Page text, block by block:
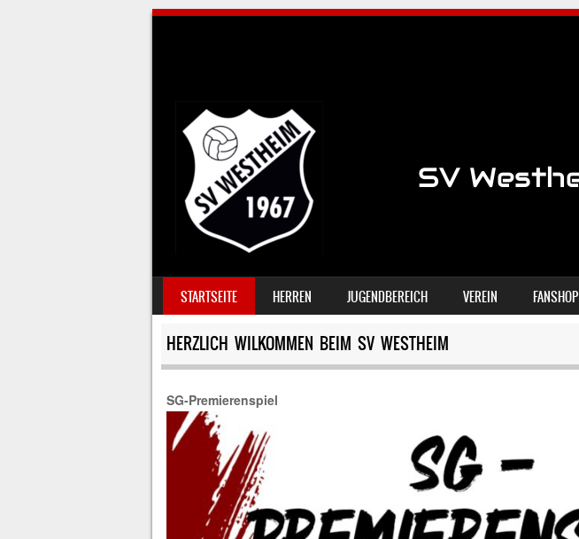
MENU
SKIP TO CONTENT
STARTSEITE HERREN JUGENDBEREICH VEREIN FANSHOP
HERZLICH WILKOMMEN BEIM SV WESTHEIM
SG-Premierenspiel